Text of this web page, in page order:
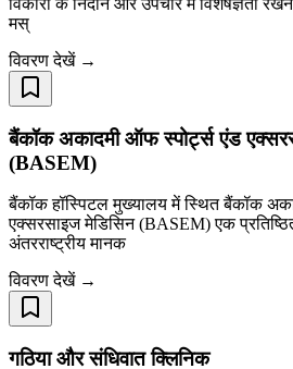
विकारों के निदान और उपचार में विशेषज्ञता
मस्
विवरण देखें →
बैंकॉक अकादमी ऑफ स्पोर्ट्स एंड
(BASEM)
बैंकॉक हॉस्पिटल मुख्यालय में स्थित बैंकॉक
एक्सरसाइज मेडिसिन (BASEM) एक
अंतरराष्ट्रीय मानक
विवरण देखें →
गठिया और संधिवात क्लिनिक